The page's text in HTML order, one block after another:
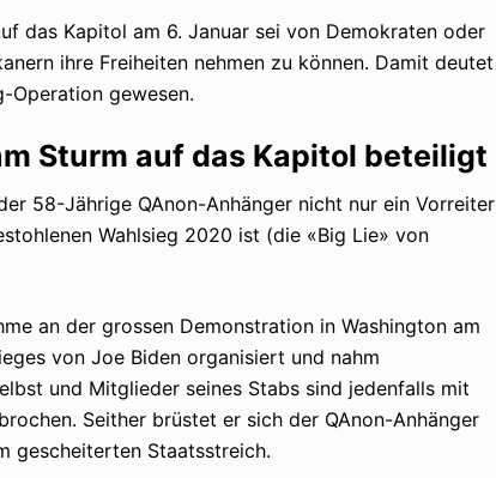
das Kapitol am 6. Januar sei von Demokraten oder
ihre Freiheiten nehmen zu können. Damit deutet
Operation gewesen.
Sturm auf das Kapitol beteiligt
58-Jährige QAnon-Anhänger nicht nur ein Vorreiter
Wahlsieg 2020 ist (die «Big Lie» von
an der grossen Demonstration in Washington am
von Joe Biden organisiert und nahm
und Mitglieder seines Stabs sind jedenfalls mit
Seither brüstet er sich der QAnon-Anhänger
gescheiterten Staatsstreich.